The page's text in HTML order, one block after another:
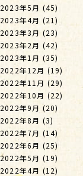
2023年5月 (45)
2023年4月 (21)
2023年3月 (23)
2023年2月 (42)
2023年1月 (35)
2022年12月 (19)
2022年11月 (29)
2022年10月 (22)
2022年9月 (20)
2022年8月 (3)
2022年7月 (14)
2022年6月 (25)
2022年5月 (19)
2022年4月 (12)